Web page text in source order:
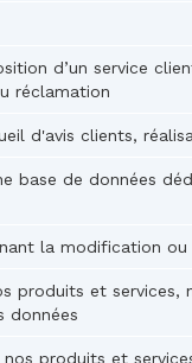
d’un service
réclamation
d'avis clients,
base de données
la modification ou
produits et
données
produits et